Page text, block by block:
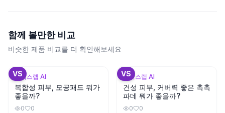
함께 볼만한 비교
비슷한 제품 비교를 더 확인해보세요
VS
뷰틱스랩 AI
복합성 피부, 모공패드 뭐가
좋을까?
0 0
VS
뷰틱스랩 AI
건성 피부, 커버력 좋은 촉촉
파데 뭐가 좋을까?
0 0